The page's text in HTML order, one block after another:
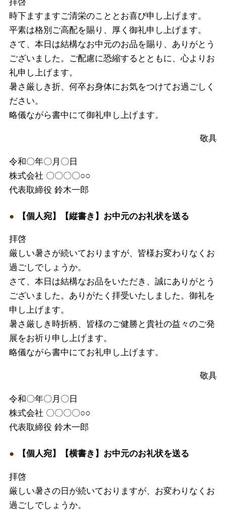
時下ますますご清栄のこととお喜び申し上げます。
平素は格別ご高配を賜り、厚く御礼申し上げます。
さて、本日は結構なお中元のお品を賜り、ありがとう
ございました。ご配慮に恐縮するとともに、心よりお
礼申し上げます。
暑さ厳しき折、何卒お身体にお気をつけてお過ごしく
ださい。
略儀ながら書中にて御礼申し上げます。
敬具
令和〇年〇月〇日
株式会社 〇〇〇〇○○
代表取締役 鈴木一郎
【個人宛】【縦書き】お中元のお礼状を送る
拝啓
厳しい暑さが続いておりますが、皆様お変わりなくお
過ごしでしょうか。
さて、本日は結構なお品をいただき、誠にありがとう
ございました。ありがたく拝受いたしました。御礼を
申し上げます。
暑さ厳しき時折柄、皆様のご健勝と貴社の益々のご発
展をお祈り申し上げます。
略儀ながら書中にてお礼申し上げます。
敬具
令和〇年〇月〇日
株式会社 〇〇〇〇○○
代表取締役 鈴木一郎
【個人宛】【横書き】お中元のお礼状を送る
拝啓
厳しい暑さの日が続いておりますが、お変わりなくお
過ごしでしょうか。